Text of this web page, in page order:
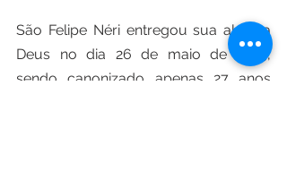
São Felipe Néri entregou sua alma a
Deus no dia 26 de maio de 1595,
sendo canonizado apenas 27 anos